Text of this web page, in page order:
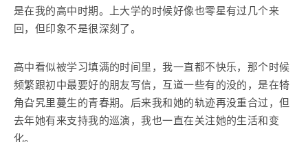
是在我的高中时期。上大学的时候好像也零星有过几个来
回，但印象不是很深刻了。
高中看似被学习填满的时间里，我一直都不快乐，那个时候
频繁跟初中最要好的朋友写信，互道一些有的没的，是在犄
角旮旯里蔓生的青春期。后来我和她的轨迹再没重合过，但
去年她有来支持我的巡演，我也一直在关注她的生活和变
化。